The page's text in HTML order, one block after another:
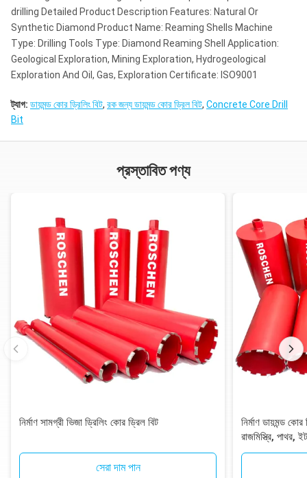
drilling Detailed Product Description Features: Natural Or
Synthetic Diamond Product Name: Reaming Shells Machine
Type: Drilling Tools Type: Diamond Reaming Shell Application:
Geological Exploration, Mining Exploration, Hydrogeological
Exploration And Oil, Gas, Exploration Certificate: ISO9001
ট্যাগ: ডায়মন্ড কোর ড্রিলিং বিট, রক জন্য ডায়মন্ড কোর ড্রিল বিট, Concrete Core Drill
Bit
প্রস্তাবিত পণ্য
নির্মাণ সামগ্রী ভিজা ড্রিলিং কোর ড্রিল বিট
সেরা দাম পান
নির্মাণ ডায়মন্ড
রাজমিস্ত্রি, পাথর,